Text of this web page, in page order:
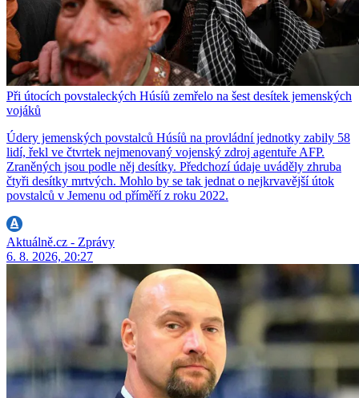
Při útocích povstaleckých Húsíů zemřelo na šest desítek jemenských
vojáků
Údery jemenských povstalců Húsíů na provládní jednotky zabily 58
lidí, řekl ve čtvrtek nejmenovaný vojenský zdroj agentuře AFP.
Zraněných jsou podle něj desítky. Předchozí údaje uváděly zhruba
čtyři desítky mrtvých. Mohlo by se tak jednat o nejkrvavější útok
povstalců v Jemenu od příměří z roku 2022.
Aktuálně.cz - Zprávy
6. 8. 2026, 20:27